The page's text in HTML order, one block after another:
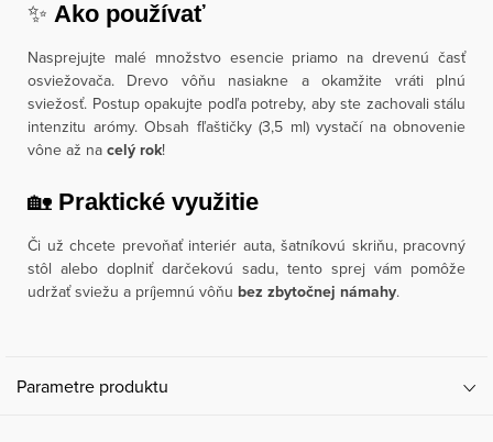
✨ Ako používať
Nasprejujte malé množstvo esencie priamo na drevenú časť
osviežovača. Drevo vôňu nasiakne a okamžite vráti plnú
sviežosť. Postup opakujte podľa potreby, aby ste zachovali stálu
intenzitu arómy. Obsah fľaštičky (3,5 ml) vystačí na obnovenie
vône až na celý rok!
🏡 Praktické využitie
Či už chcete prevoňať interiér auta, šatníkovú skriňu, pracovný
stôl alebo doplniť darčekovú sadu, tento sprej vám pomôže
udržať sviežu a príjemnú vôňu bez zbytočnej námahy.
Parametre produktu